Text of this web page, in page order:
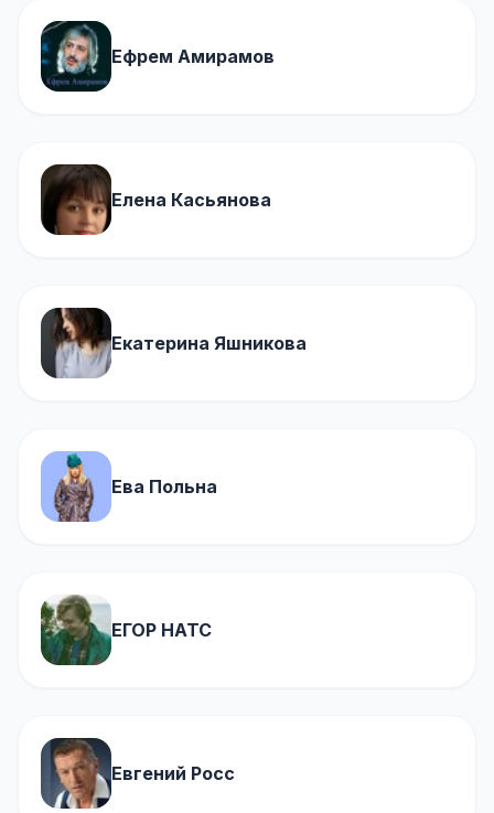
Ефрем Амирамов
Елена Касьянова
Екатерина Яшникова
Ева Польна
ЕГОР НАТС
Евгений Росс